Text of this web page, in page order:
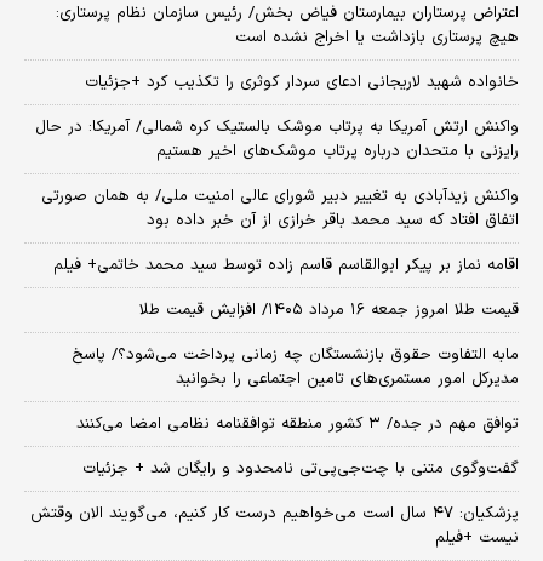
اعتراض پرستاران بیمارستان فیاض بخش/ رئیس سازمان نظام پرستاری:
هیچ پرستاری بازداشت یا اخراج نشده است
خانواده شهید لاریجانی ادعای سردار کوثری را تکذیب کرد +جزئیات
واکنش ارتش آمریکا به پرتاب موشک بالستیک کره شمالی/ آمریکا: در حال
رایزنی با متحدان درباره پرتاب موشک‌های اخیر هستیم
واکنش زیدآبادی به تغییر دبیر شورای عالی امنیت ملی/ به همان صورتی
اتفاق افتاد که سید محمد باقر خرازی از آن خبر داده بود
اقامه نماز بر پیکر ابوالقاسم قاسم زاده توسط سید محمد خاتمی+ فیلم
قیمت طلا امروز جمعه ۱۶ مرداد ۱۴۰۵/ افزایش قیمت طلا
مابه التفاوت حقوق بازنشستگان چه زمانی پرداخت می‌شود؟/ پاسخ
مدیرکل امور مستمری‌های تامین اجتماعی را بخوانید
توافق مهم در جده/ ۳ کشور منطقه توافقنامه نظامی امضا می‌کنند
گفت‌وگوی متنی با چت‌جی‌پی‌تی نامحدود و رایگان شد + جزئیات
پزشکیان: ۴۷ سال است می‌خواهیم درست کار کنیم، می‌گویند الان وقتش
نیست +فیلم